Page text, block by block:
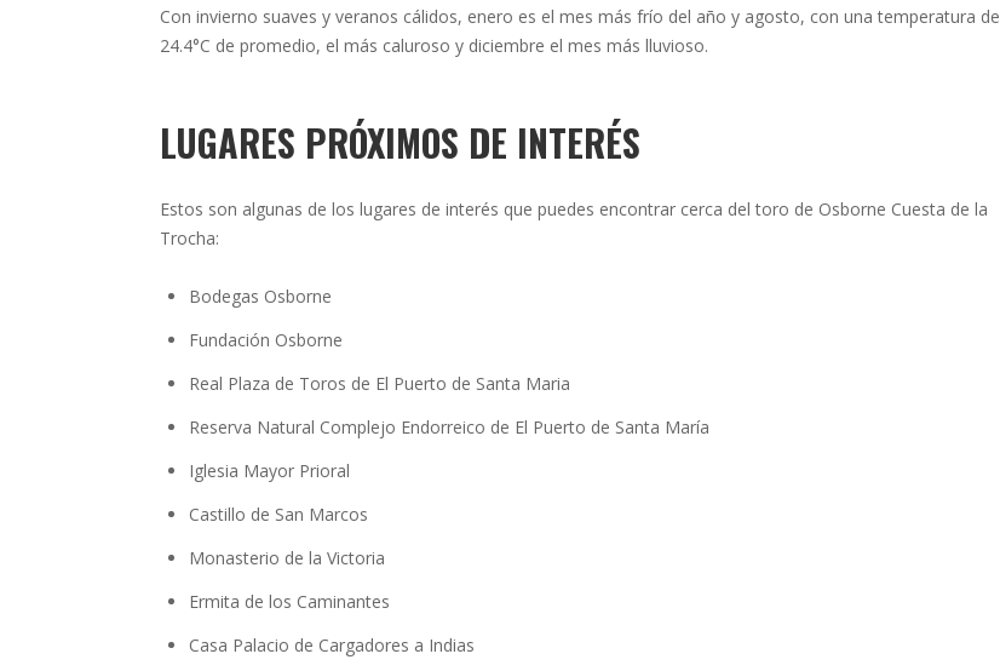
Con invierno suaves y veranos cálidos, enero es el mes más frío del año y agosto, con una temperatura de
24.4°C de promedio, el más caluroso y diciembre el mes más lluvioso.
LUGARES PRÓXIMOS DE INTERÉS
Estos son algunas de los lugares de interés que puedes encontrar cerca del toro de Osborne Cuesta de la
Trocha:
Bodegas Osborne
Fundación Osborne
Real Plaza de Toros de El Puerto de Santa Maria
Reserva Natural Complejo Endorreico de El Puerto de Santa María
Iglesia Mayor Prioral
Castillo de San Marcos
Monasterio de la Victoria
Ermita de los Caminantes
Casa Palacio de Cargadores a Indias